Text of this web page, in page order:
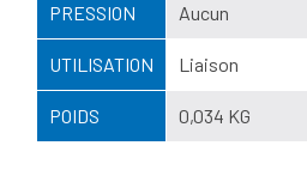
PRESSION Aucun
UTILISATION Liaison
POIDS 0,034 KG